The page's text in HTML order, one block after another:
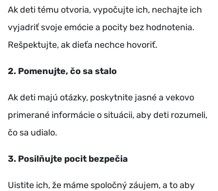
Ak deti tému otvoria, vypočujte ich, nechajte ich
vyjadriť svoje emócie a pocity bez hodnotenia.
Rešpektujte, ak dieťa nechce hovoriť.
2️. Pomenujte, čo sa stalo
Ak deti majú otázky, poskytnite jasné a vekovo
primerané informácie o situácii, aby deti rozumeli,
čo sa udialo.
3️. Posilňujte pocit bezpečia
Uistite ich, že máme spoločný záujem, a to aby